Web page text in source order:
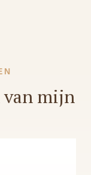
van mijn